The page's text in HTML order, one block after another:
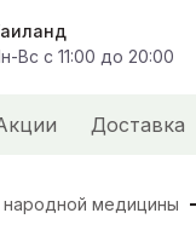
Вс с 11:00 до 20:00
Доставка
народной медицины